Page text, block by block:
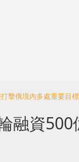
擊俄境內多處重要目標
融資